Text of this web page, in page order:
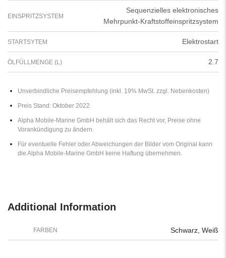
EINSPRITZSYSTEM
Sequenzielles elektronisches
Mehrpunkt-Kraftstoffeinspritzsystem
STARTSYTEM Elektrostart
ÖLFÜLLMENGE (L) 2.7
Unverbindliche Preisempfehlung (inkl. 19% MwSt. zzgl. Nebenkosten)
Preis Stand: Oktober 2022
Alpha Mobile-Marine GmbH behält sich das Recht vor, Preise ohne
Vorankündigung zu ändern.
Für eventuelle Fehler oder Abweichungen der Bilder vom Original kann
die Alpha Mobile-Marine GmbH keine Haftung übernehmen.
Additional Information
FARBEN Schwarz, Weiß